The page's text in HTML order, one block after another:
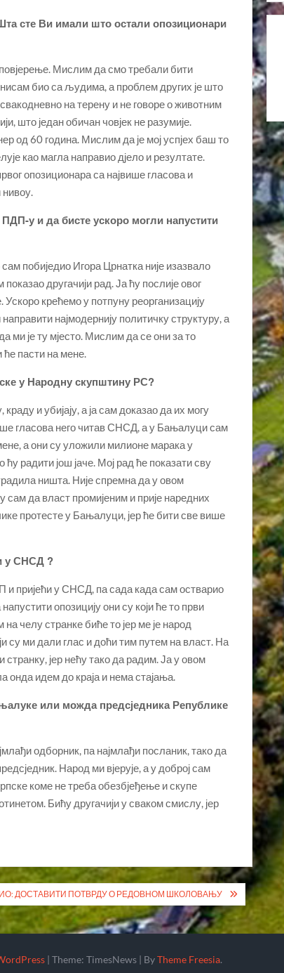
сте Ви имали што остали опозиционари
Мислим да смо требали бити
нисам био са људима, а проблем других је што
на терену и не говоре о животним
што један обичан човјек не разумије.
од 60 година. Мислим да је мој успјех баш то
као магла направио дјело и резултате.
опозиционара са највише гласова и
у и да бисте ускоро могли напустити
побиједио Игора Црнатка није изазвало
другачији рад. Ја ћу послије овог
крећемо у потпуну реорганизацију
најмодернију политичку структуру, а
ми је ту мјесто. Мислим да се они за то
ће пасти на мене.
у Народну скупштину РС?
и убијају, а ја сам доказао да их могу
гласова него читав СНСД, а у Бањалуци сам
а они су уложили милионе марака у
радити још јаче. Мој рад ће показати сву
ништа. Није спремна да у овом
да власт промијеним и прије наредних
протесте у Бањалуци, јер ће бити све више
у СНСД ?
пријећи у СНСД, па сада када сам остварио
опозицију они су који ће то први
челу странке биће то јер ме је народ
су ми дали глас и доћи тим путем на власт. На
јер нећу тако да радим. Ја у овом
онда идем до краја и нема стајања.
или можда предсједника Републике
одборник, па најмлађи посланик, тако да
Народ ми вјерује, а у доброј сам
коме не треба обезбјеђење и скупе
Бићу другачији у сваком смислу, јер
ДОСТАВИТИ ПОТВРДУ О РЕДОВНОМ ШКОЛОВАЊУ
| Theme: TimesNews | ByTheme Freesia.